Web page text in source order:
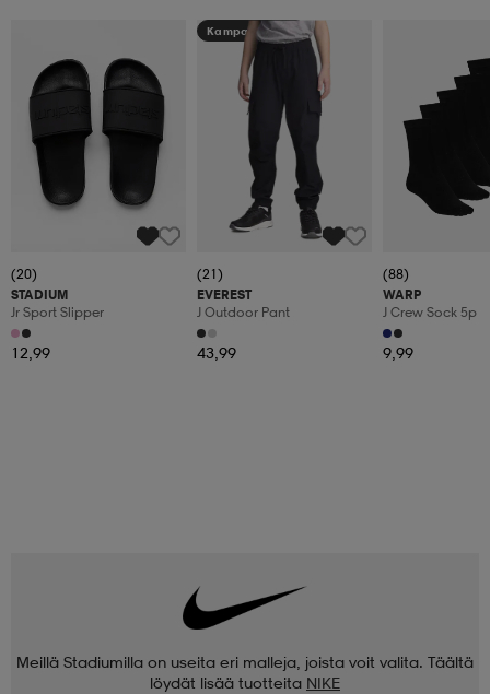
(20)
STADIUM
Jr Sport Slipper
12,99
Kampanja -25%
(21)
EVEREST
J Outdoor Pant
43,99
(88)
WARP
J Crew Sock 5p
9,99
Meillä Stadiumilla on useita eri malleja, joista voit valita. Täältä
löydät lisää tuotteita NIKE